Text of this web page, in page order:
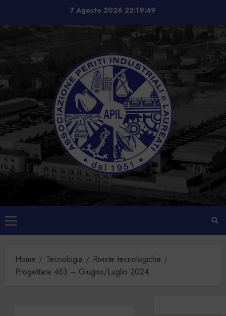
contenuto
7 Agosto 2026 22:19:50
Menu
principale
Home Tecnologia
Riviste tecnologiche
Progettare 463 – Giugno/Luglio 2024